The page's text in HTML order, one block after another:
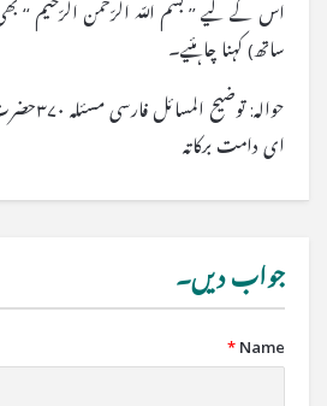
اس کے لیے ’’ بسم اللّه الرّحمن الرّحیم
ساتھ) کہنا چاہئیے۔
حوالہ:
ای دامت برکاتہ
جواب دیں۔
Name
*